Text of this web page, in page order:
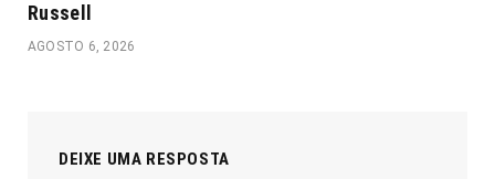
Russell
AGOSTO 6, 2026
DEIXE UMA RESPOSTA